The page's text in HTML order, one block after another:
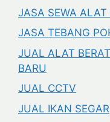
JASA SEWA ALAT
JASA TEBANG
JUAL ALAT
BARU
JUAL CCTV
JUAL IKAN SEGAR